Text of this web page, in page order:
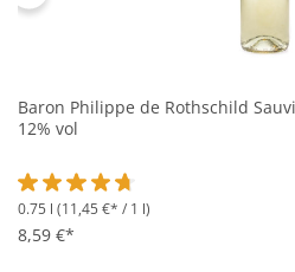
Baron Philippe de Rothschild
12% vol
Durchschnittliche Bewertung von
0.75 l (11,45 €* / 1 l)
8,59 €*